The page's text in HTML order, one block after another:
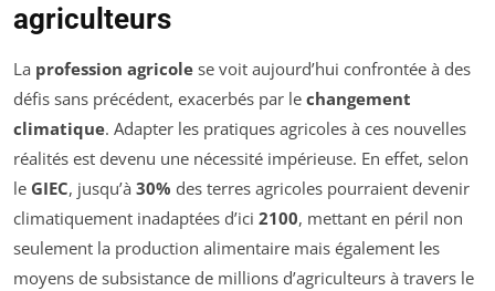
agriculteurs
La profession agricole se voit aujourd’hui confrontée à des
défis sans précédent, exacerbés par le changement
climatique. Adapter les pratiques agricoles à ces nouvelles
réalités est devenu une nécessité impérieuse. En effet, selon
le GIEC, jusqu’à 30% des terres agricoles pourraient devenir
climatiquement inadaptées d’ici 2100, mettant en péril non
seulement la production alimentaire mais également les
moyens de subsistance de millions d’agriculteurs à travers le